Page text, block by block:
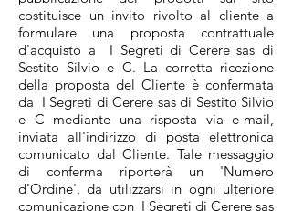
costituisce un invito rivolto al cliente a
formulare una proposta contrattuale
d'acquisto a I Segreti di Cerere sas di
Sestito Silvio e C. La corretta ricezione
della proposta del Cliente è confermata
da I Segreti di Cerere sas di Sestito Silvio
e C mediante una risposta via e-mail,
inviata all'indirizzo di posta elettronica
comunicato dal Cliente. Tale messaggio
di conferma riporterà un 'Numero
d'Ordine', da utilizzarsi in ogni ulteriore
comunicazione con I Segreti di Cerere sas